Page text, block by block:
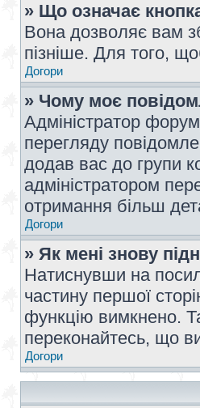
» Що означає
Вона дозволяє вам
пізніше. Для того,
Догори
» Чому моє
Адміністратор
перегляду
додав вас до групи
адміністратором
отримання більш
Догори
» Як мені знову
Натиснувши на
частину першої
функцію вимкнено.
переконайтесь, що
Догори